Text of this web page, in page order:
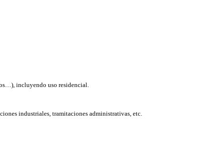
incluyendo uso residencial.
industriales, tramitaciones administrativas, etc.